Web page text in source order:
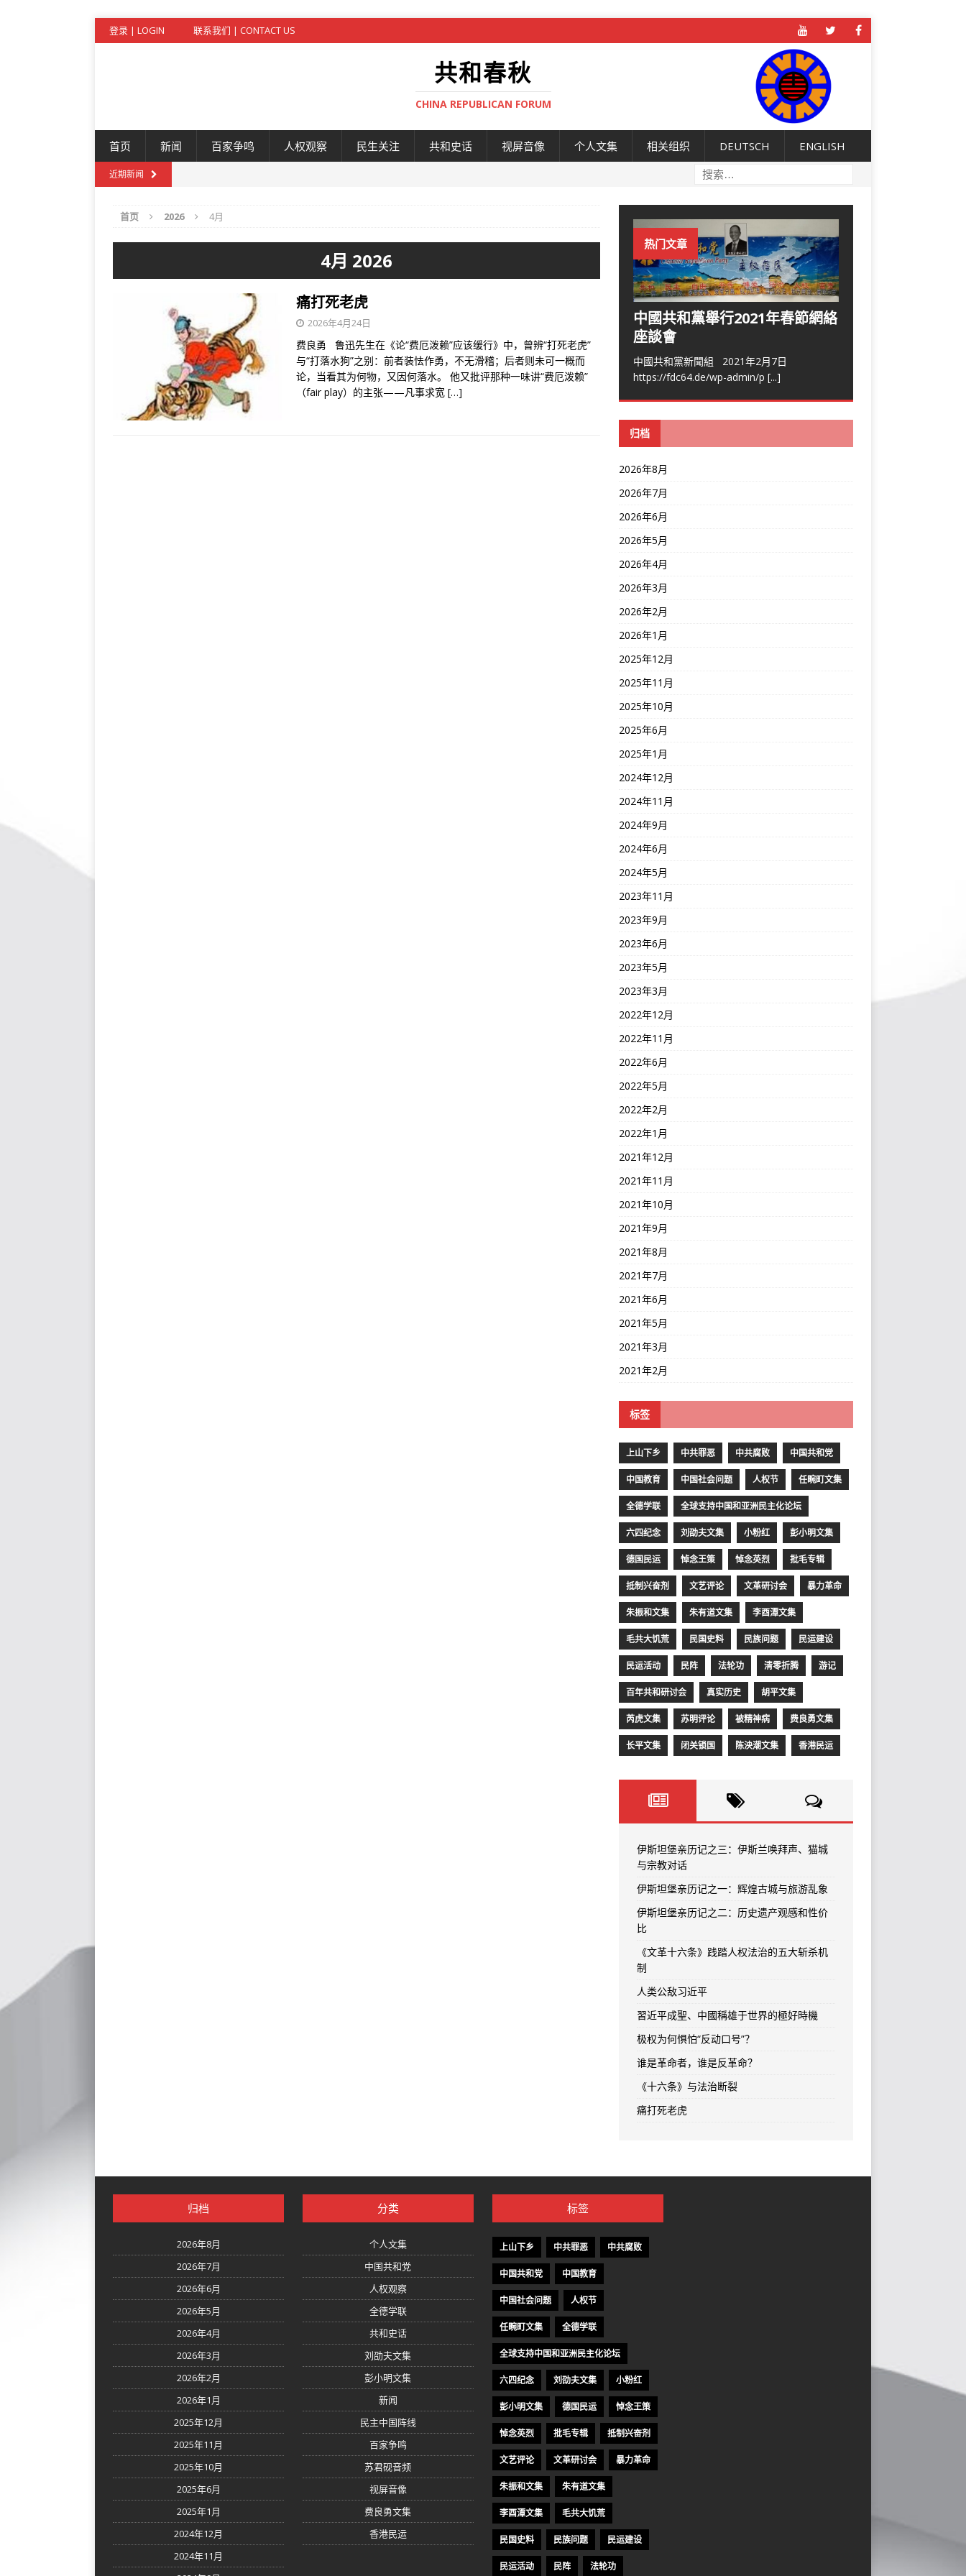
登录 | LOGIN 联系我们 | CONTACT US
共和春秋
CHINA REPUBLICAN FORUM
首页 新闻 百家争鸣 人权观察 民生关注 共和史话 视屏音像 个人文集 相关组织 DEUTSCH ENGLISH
近期新闻
首页 2026 4月
4月 2026
痛打死老虎
2026年4月24日
费良勇 鲁迅先生在《论“费厄泼赖”应该缓行》中，曾辨“打死老虎”
与“打落水狗”之别：前者装怯作勇，不无滑稽；后者则未可一概而
论，当看其为何物，又因何落水。 他又批评那种一味讲“费厄泼赖”
（fair play）的主张——凡事求宽 […]
热门文章
中國共和黨舉行2021年春節網絡
座談會
中國共和黨新聞組 2021年2月7日
https://fdc64.de/wp-admin/p [...]
归档
2026年8月
2026年7月
2026年6月
2026年5月
2026年4月
2026年3月
2026年2月
2026年1月
2025年12月
2025年11月
2025年10月
2025年6月
2025年1月
2024年12月
2024年11月
2024年9月
2024年6月
2024年5月
2023年11月
2023年9月
2023年6月
2023年5月
2023年3月
2022年12月
2022年11月
2022年6月
2022年5月
2022年2月
2022年1月
2021年12月
2021年11月
2021年10月
2021年9月
2021年8月
2021年7月
2021年6月
2021年5月
2021年3月
2021年2月
标签
上山下乡 中共罪恶 中共腐败 中国共和党
中国教育 中国社会问题 人权节 任畹町文集
全德学联 全球支持中国和亚洲民主化论坛
六四纪念 刘劭夫文集 小粉红 彭小明文集
德国民运 悼念王策 悼念英烈 批毛专辑
抵制兴奋剂 文艺评论 文革研讨会 暴力革命
朱振和文集 朱有道文集 李酉潭文集
毛共大饥荒 民国史料 民族问题 民运建设
民运活动 民阵 法轮功 清零折腾 游记
百年共和研讨会 真实历史 胡平文集
芮虎文集 苏明评论 被精神病 费良勇文集
长平文集 闭关锁国 陈泱潮文集 香港民运
伊斯坦堡亲历记之三：伊斯兰唤拜声、猫城
与宗教对话
伊斯坦堡亲历记之一：辉煌古城与旅游乱象
伊斯坦堡亲历记之二：历史遗产观感和性价
比
《文革十六条》践踏人权法治的五大斩杀机
制
人类公敌习近平
習近平成聖、中國稱雄于世界的極好時機
极权为何惧怕“反动口号”？
谁是革命者，谁是反革命？
《十六条》与法治断裂
痛打死老虎
归档
2026年8月
2026年7月
2026年6月
2026年5月
2026年4月
2026年3月
2026年2月
2026年1月
2025年12月
2025年11月
2025年10月
2025年6月
2025年1月
2024年12月
2024年11月
分类
个人文集
中国共和党
人权观察
全德学联
共和史话
刘劭夫文集
彭小明文集
新闻
民主中国阵线
百家争鸣
苏君砚音频
视屏音像
费良勇文集
香港民运
标签
上山下乡 中共罪恶 中共腐败
中国共和党 中国教育
中国社会问题 人权节
任畹町文集 全德学联
全球支持中国和亚洲民主化论坛
六四纪念 刘劭夫文集 小粉红
彭小明文集 德国民运 悼念王策
悼念英烈 批毛专辑 抵制兴奋剂
文艺评论 文革研讨会 暴力革命
朱振和文集 朱有道文集
李酉潭文集 毛共大饥荒
民国史料 民族问题 民运建设
民运活动 民阵 法轮功